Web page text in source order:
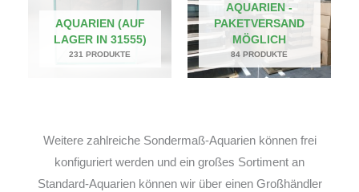
AQUARIEN (AUF
LAGER IN 31555)
231 PRODUKTE
AQUARIEN -
PAKETVERSAND
MÖGLICH
84 PRODUKTE
Weitere zahlreiche Sondermaß-Aquarien können frei
konfiguriert werden und ein großes Sortiment an
Standard-Aquarien können wir über einen Großhändler